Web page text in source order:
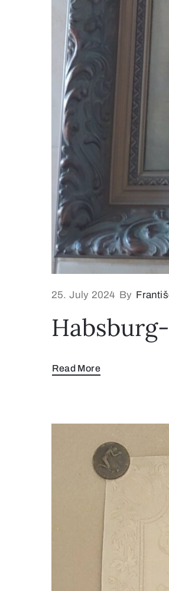
25. July 2024 By
Read More